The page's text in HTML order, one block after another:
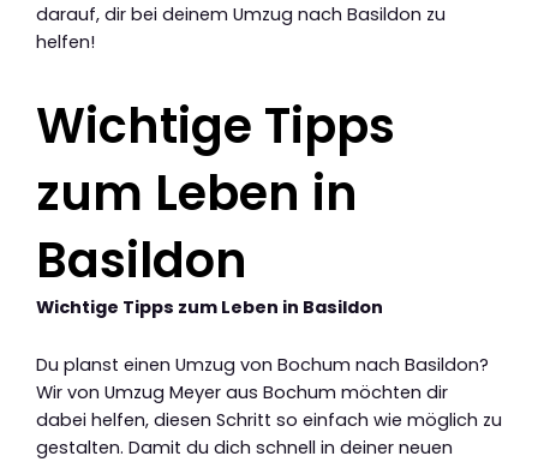
darauf, dir bei deinem Umzug nach Basildon zu
helfen!
Wichtige Tipps
zum Leben in
Basildon
Wichtige Tipps zum Leben in Basildon
Du planst einen Umzug von Bochum nach Basildon?
Wir von Umzug Meyer aus Bochum möchten dir
dabei helfen, diesen Schritt so einfach wie möglich zu
gestalten. Damit du dich schnell in deiner neuen